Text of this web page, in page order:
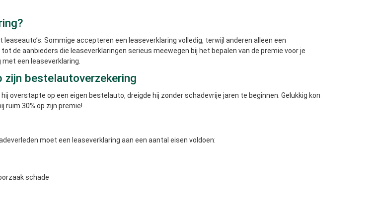
Sommige accepteren een leaseverklaring volledig, terwijl anderen alleen een
de aanbieders die leaseverklaringen serieus meewegen bij het bepalen van de premie voor je
een leaseverklaring.
zijn bestelautoverzekering
overstapte op een eigen bestelauto, dreigde hij zonder schadevrije jaren te beginnen. Gelukkig kon
ruim 30% op zijn premie!
moet een leaseverklaring aan een aantal eisen voldoen:
schade